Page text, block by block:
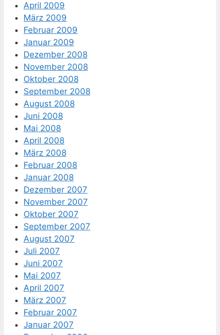
April 2009
März 2009
Februar 2009
Januar 2009
Dezember 2008
November 2008
Oktober 2008
September 2008
August 2008
Juni 2008
Mai 2008
April 2008
März 2008
Februar 2008
Januar 2008
Dezember 2007
November 2007
Oktober 2007
September 2007
August 2007
Juli 2007
Juni 2007
Mai 2007
April 2007
März 2007
Februar 2007
Januar 2007